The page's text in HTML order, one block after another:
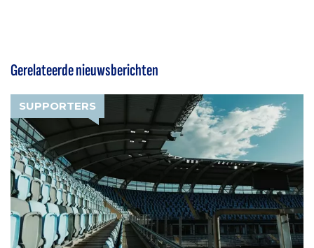
Gerelateerde nieuwsberichten
SUPPORTERS